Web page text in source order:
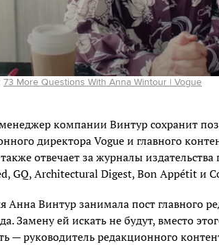
73 More Questions With Anna Wintour | Vogue
компании Винтур сохранит
директора Vogue и главного
отвечает за журналы
GQ, Architectural Digest, Bon Appétit и
Анна Винтур занимала пост главного
Замену ей искать не будут, вместо
— руководитель редакционного